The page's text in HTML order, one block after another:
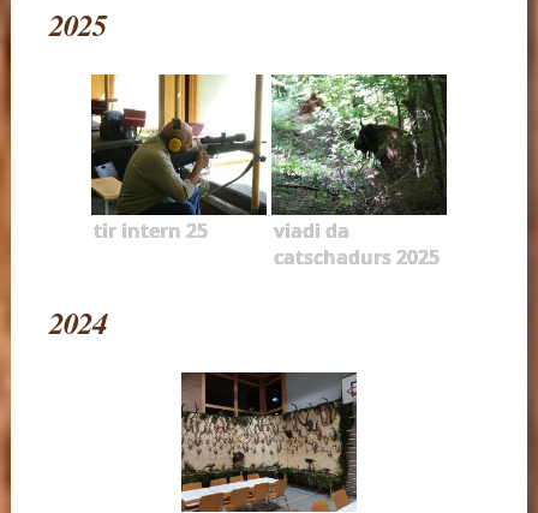
2025
tir intern 25
viadi da
catschadurs 2025
2024